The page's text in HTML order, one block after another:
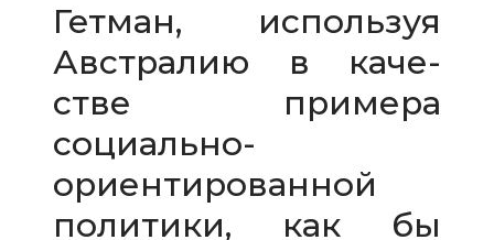
Гетман, исполь­зуя
Австралию в каче­
стве при­мера
социально-​
ориентированной
поли­тики, как бы